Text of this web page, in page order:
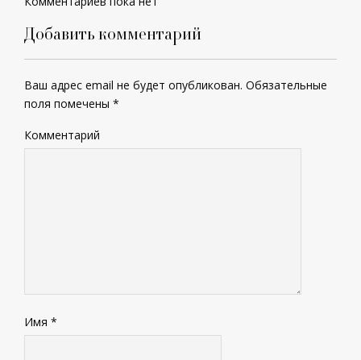
Добавить комментарий
Ваш адрес email не будет опубликован. Обязательные
поля помечены *
Комментарий
Имя *